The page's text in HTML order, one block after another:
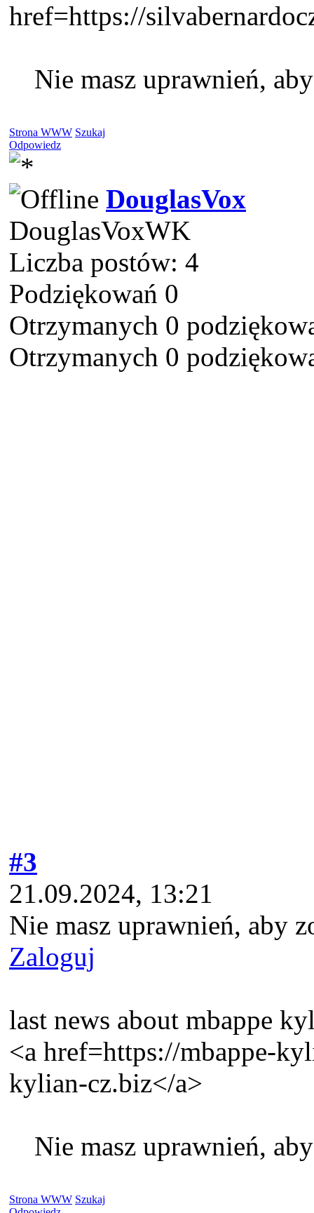
href=https://
Nie masz uprawnień,
Strona WWW Szukaj
Odpowiedz
DouglasVox
DouglasVoxWK
Liczba postów: 4
Podziękowań 0
Otrzymanych 0
Otrzymanych 0
#3
21.09.2024, 13:21
Nie masz uprawnień, aby
Zaloguj
last news about mbappe
<a href=https://mbappe-
kylian-cz.biz</a>
Nie masz uprawnień,
Strona WWW Szukaj